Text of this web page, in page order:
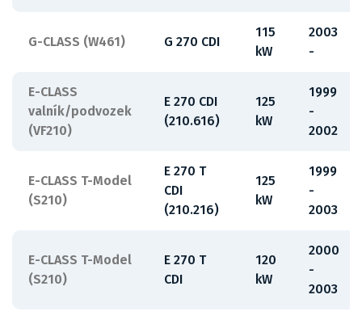
G-CLASS (W461) G 270 CDI
115
kW
2003
-
E-CLASS
valník/podvozek
(VF210)
E 270 CDI
(210.616)
125
kW
1999
-
2002
E-CLASS T-Model
(S210)
E 270 T
CDI
(210.216)
125
kW
1999
-
2003
E-CLASS T-Model
(S210)
E 270 T
CDI
120
kW
2000
-
2003